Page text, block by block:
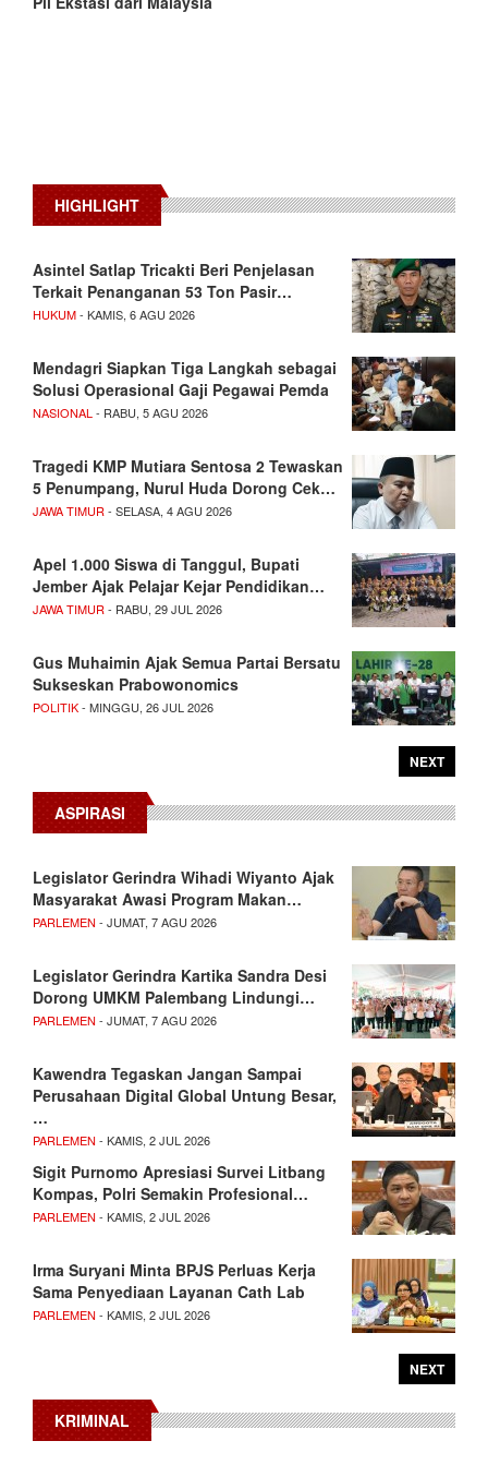
HIGHLIGHT
Asintel Satlap Tricakti Beri Penjelasan
Terkait Penanganan 53 Ton Pasir…
HUKUM- KAMIS, 6 AGU 2026
Mendagri Siapkan Tiga Langkah sebagai
Solusi Operasional Gaji Pegawai Pemda
NASIONAL - RABU, 5 AGU 2026
Tragedi KMP Mutiara Sentosa 2 Tewaskan
5 Penumpang, Nurul Huda Dorong Cek…
JAWA TIMUR - SELASA, 4 AGU 2026
Apel 1.000 Siswa di Tanggul, Bupati
Jember Ajak Pelajar Kejar Pendidikan…
JAWA TIMUR - RABU, 29 JUL 2026
Gus Muhaimin Ajak Semua Partai Bersatu
Sukseskan Prabowonomics
POLITIK- MINGGU, 26 JUL 2026
NEXT
ASPIRASI
Legislator Gerindra Wihadi Wiyanto Ajak
Masyarakat Awasi Program Makan…
PARLEMEN - JUMAT, 7 AGU 2026
Legislator Gerindra Kartika Sandra Desi
Dorong UMKM Palembang Lindungi…
PARLEMEN - JUMAT, 7 AGU 2026
Kawendra Tegaskan Jangan Sampai
Perusahaan Digital Global Untung Besar,
…
PARLEMEN - KAMIS, 2 JUL 2026
Sigit Purnomo Apresiasi Survei Litbang
Kompas, Polri Semakin Profesional…
PARLEMEN - KAMIS, 2 JUL 2026
Irma Suryani Minta BPJS Perluas Kerja
Sama Penyediaan Layanan Cath Lab
PARLEMEN - KAMIS, 2 JUL 2026
NEXT
KRIMINAL